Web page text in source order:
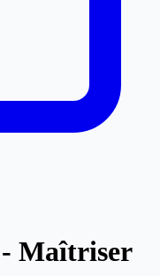
Maîtriser